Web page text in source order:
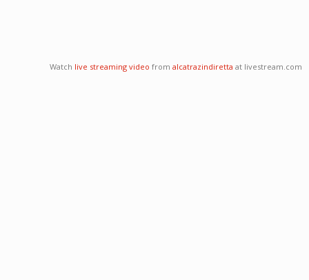
Watch live streaming video from alcatrazindiretta at livestream.com